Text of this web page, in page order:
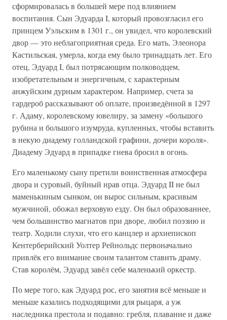
сформировалась в большей мере под влиянием
воспитания. Сын Эдуарда I, который провозгласил его
принцем Уэльским в 1301 г., он увидел, что королевский
двор — это неблагоприятная среда. Его мать, Элеонора
Кастильская, умерла, когда ему было тринадцать лет. Его
отец, Эдуард I, был потрясающим полководцем,
изобретательным и энергичным, с характерным
анжуйским дурным характером. Например, счета за
гардероб рассказывают об оплате, произведённой в 1297
г. Адаму, королевскому ювелиру, за замену «большого
рубина и большого изумруда, купленных, чтобы вставить
в некую диадему голландской графини, дочери короля».
Диадему Эдуард в припадке гнева бросил в огонь.
Его маленькому сыну претили воинственная атмосфера
двора и суровый, буйный нрав отца. Эдуард II не был
маменькиным сынком, он вырос сильным, красивым
мужчиной, обожал верховую езду. Он был образованнее,
чем большинство магнатов при дворе, любил поэзию и
театр. Ходили слухи, что его канцлер и архиепископ
Кентерберийский Уолтер Рейнольдс первоначально
привлёк его внимание своим талантом ставить драму.
Став королём, Эдуард завёл себе маленький оркестр.
По мере того, как Эдуард рос, его занятия всё меньше и
меньше казались подходящими для рыцаря, а уж
наследника престола и подавно: гребля, плавание и даже